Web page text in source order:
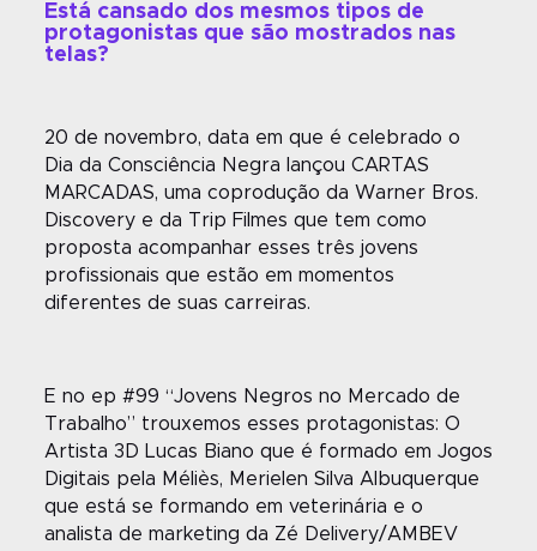
Está cansado dos mesmos tipos de
protagonistas que são mostrados nas
telas?
20 de novembro, data em que é celebrado o
Dia da Consciência Negra lançou CARTAS
MARCADAS, uma coprodução da Warner Bros.
Discovery e da Trip Filmes que tem como
proposta acompanhar esses três jovens
profissionais que estão em momentos
diferentes de suas carreiras.
E no ep #99 “Jovens Negros no Mercado de
Trabalho” trouxemos esses protagonistas: O
Artista 3D Lucas Biano que é formado em Jogos
Digitais pela Méliès, Merielen Silva Albuquerque
que está se formando em veterinária e o
analista de marketing da Zé Delivery/AMBEV